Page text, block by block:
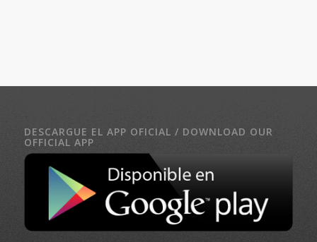
DESCARGUE EL APP OFICIAL / DOWNLOAD OUR
OFFICIAL APP